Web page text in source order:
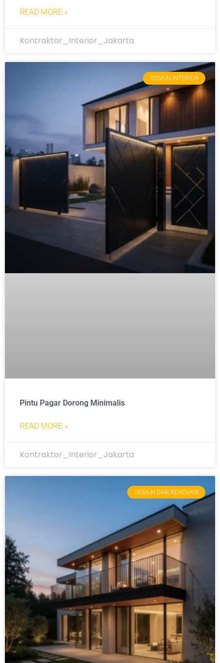
READ MORE »
Kontraktor_Interior_Jakarta
DESAIN INTERIOR
Pintu Pagar Dorong Minimalis
READ MORE »
Kontraktor_Interior_Jakarta
DESAIN DAN RENOVASI